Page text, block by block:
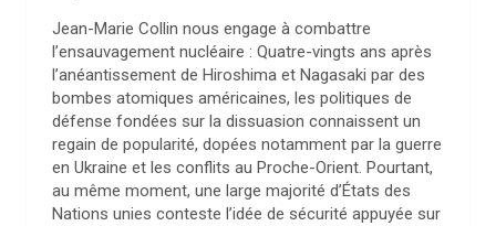
Jean-Marie Collin nous engage à combattre
l’ensauvagement nucléaire : Quatre-vingts ans après
l’anéantissement de Hiroshima et Nagasaki par des
bombes atomiques américaines, les politiques de
défense fondées sur la dissuasion connaissent un
regain de popularité, dopées notamment par la guerre
en Ukraine et les conflits au Proche-Orient. Pourtant,
au même moment, une large majorité d’États des
Nations unies conteste l’idée de sécurité appuyée sur